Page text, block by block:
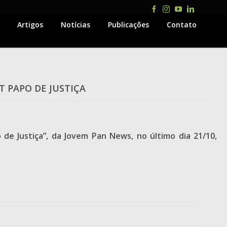
Facebook
Instagram
YouTubeLinkedIn
Artigos Notícias Publicações Contato
PAPO DE JUSTIÇA
Justiça”, da Jovem Pan News, no último dia 21/10,